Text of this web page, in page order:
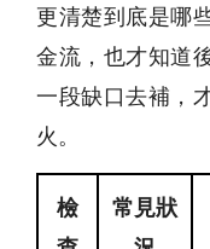
更清楚到底是哪
金流，也才知道
一段缺口去補，
火。
檢
常見狀